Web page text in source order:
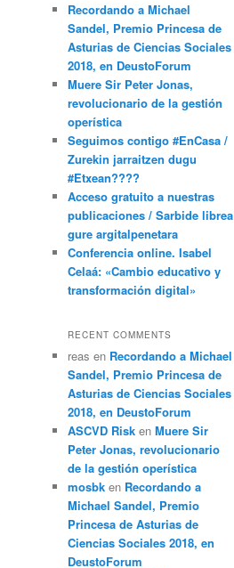
Recordando a Michael
Sandel, Premio Princesa de
Asturias de Ciencias Sociales
2018, en DeustoForum
Muere Sir Peter Jonas,
revolucionario de la gestión
operística
Seguimos contigo #EnCasa /
Zurekin jarraitzen dugu
#Etxean????
Acceso gratuito a nuestras
publicaciones / Sarbide librea
gure argitalpenetara
Conferencia online. Isabel
Celaá: «Cambio educativo y
transformación digital»
RECENT COMMENTS
reas en Recordando a Michael
Sandel, Premio Princesa de
Asturias de Ciencias Sociales
2018, en DeustoForum
ASCVD Risk en Muere Sir
Peter Jonas, revolucionario
de la gestión operística
mosbk en Recordando a
Michael Sandel, Premio
Princesa de Asturias de
Ciencias Sociales 2018, en
DeustoForum